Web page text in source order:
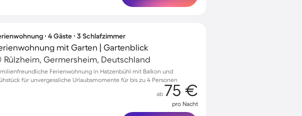
∙ 4 Gäste ∙ 3 Schlafzimmer
mit Garten | Gartenblick
Rülzheim, Germersheim, Deutschland
Ferienwohnung in Hatzenbühl mit Balkon und
für unvergessliche Urlaubsmomente für bis zu 4 Personen
ab 75 €
pro Nacht